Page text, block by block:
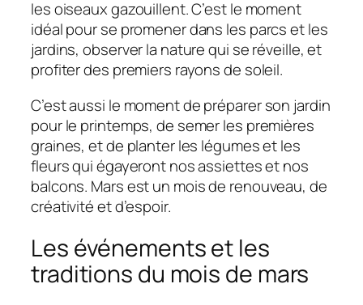
les oiseaux gazouillent. C’est le moment
idéal pour se promener dans les parcs et les
jardins, observer la nature qui se réveille, et
profiter des premiers rayons de soleil.
C’est aussi le moment de préparer son jardin
pour le printemps, de semer les premières
graines, et de planter les légumes et les
fleurs qui égayeront nos assiettes et nos
balcons. Mars est un mois de renouveau, de
créativité et d’espoir.
Les événements et les
traditions du mois de mars